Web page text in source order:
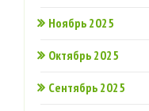
Ноябрь 2025
Октябрь 2025
Сентябрь 2025